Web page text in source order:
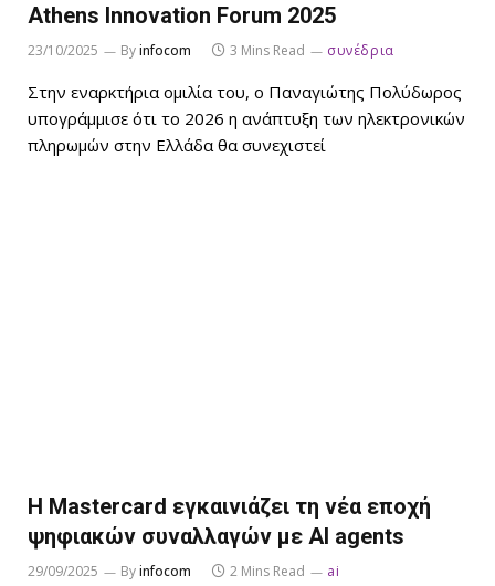
Athens Innovation Forum 2025
23/10/2025 Byinfocom 3 Mins Read συνέδρια
Στην εναρκτήρια ομιλία του, ο Παναγιώτης Πολύδωρος
υπογράμμισε ότι το 2026 η ανάπτυξη των ηλεκτρονικών
πληρωμών στην Ελλάδα θα συνεχιστεί
H Mastercard εγκαινιάζει τη νέα εποχή
ψηφιακών συναλλαγών με AI agents
29/09/2025 Byinfocom 2 Mins Read ai